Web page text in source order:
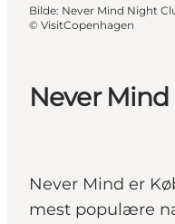
Never
Never Mind er
mest populære
Bilde: Never Mind Night
© VisitCopenhagen